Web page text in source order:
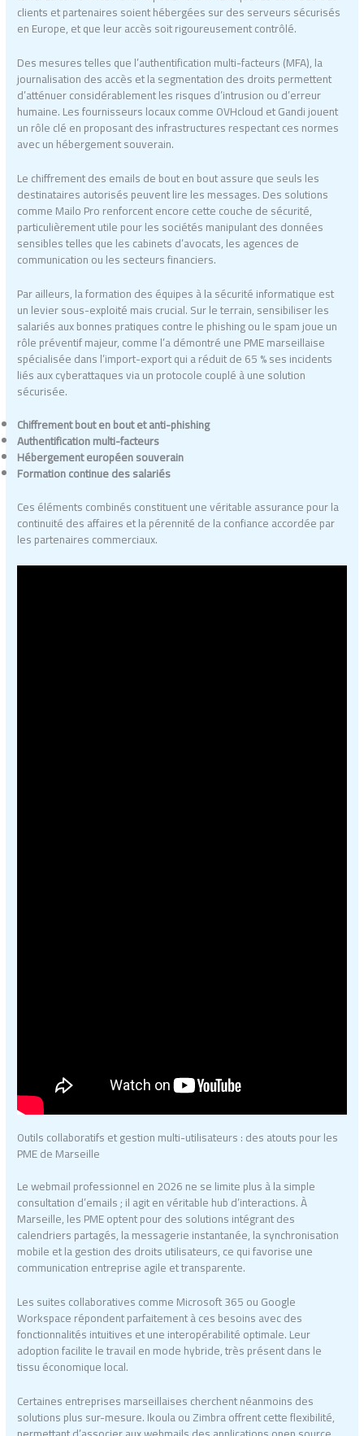
clients et partenaires soient hébergées sur des serveurs sécurisés
en Europe, et que leur accès soit rigoureusement contrôlé.
Des mesures telles que l’authentification multi-facteurs (MFA), la
journalisation des accès et la segmentation des droits permettent
d’atténuer considérablement les risques d’intrusion ou d’erreur
humaine. Les fournisseurs locaux comme OVHcloud et Gandi jouent
un rôle clé en proposant des infrastructures respectant ces normes
avec un hébergement souverain.
Le chiffrement des emails de bout en bout assure que seuls les
destinataires autorisés peuvent lire les messages. Des solutions
comme Mailo Pro renforcent encore cette couche de sécurité,
particulièrement utile pour les sociétés manipulant des données
sensibles telles que les cabinets d’avocats, les agences de
communication ou les secteurs financiers.
Par ailleurs, la formation des équipes à la sécurité informatique est
un levier sous-exploité mais crucial. Sur le terrain, sensibiliser les
salariés aux bonnes pratiques contre le phishing ou le spam joue un
rôle préventif majeur, comme l’a démontré une PME marseillaise
spécialisée dans l’import-export qui a réduit de 65 % ses incidents
liés aux cyberattaques via un protocole couplé à une solution
sécurisée.
Chiffrement bout en bout et anti-phishing
Authentification multi-facteurs
Hébergement européen souverain
Formation continue des salariés
Ces éléments combinés constituent une véritable assurance pour la
continuité des affaires et la pérennité de la confiance accordée par
les partenaires commerciaux.
Outils collaboratifs et gestion multi-utilisateurs : des atouts pour les
PME de Marseille
Le webmail professionnel en 2026 ne se limite plus à la simple
consultation d’emails ; il agit en véritable hub d’interactions. À
Marseille, les PME optent pour des solutions intégrant des
calendriers partagés, la messagerie instantanée, la synchronisation
mobile et la gestion des droits utilisateurs, ce qui favorise une
communication entreprise agile et transparente.
Les suites collaboratives comme Microsoft 365 ou Google
Workspace répondent parfaitement à ces besoins avec des
fonctionnalités intuitives et une interopérabilité optimale. Leur
adoption facilite le travail en mode hybride, très présent dans le
tissu économique local.
Certaines entreprises marseillaises cherchent néanmoins des
solutions plus sur-mesure. Ikoula ou Zimbra offrent cette flexibilité,